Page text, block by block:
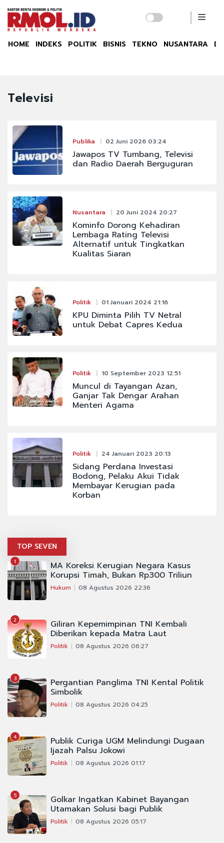
HOME INDEKS POLITIK BISNIS TEKNO NUSANTARA
Televisi
Publika 02 Juni 2026 03:24
Jawapos TV Tumbang, Televisi
dan Radio Daerah Berguguran
Nusantara 20 Juni 2024 20:27
Kominfo Dorong Kehadiran
Lembaga Rating Televisi
Alternatif untuk Tingkatkan
Kualitas Siaran
Politik 01 Januari 2024 21:16
KPU Diminta Pilih TV Netral
untuk Debat Capres Kedua
Politik 10 September 2023 12:51
Muncul di Tayangan Azan,
Ganjar Tak Dengar Arahan
Menteri Agama
Politik 24 Januari 2023 20:13
Sidang Perdana Investasi
Bodong, Pelaku Akui Tidak
Membayar Kerugian pada
Korban
TOP SEVEN
1 MA Koreksi Kerugian Negara Kasus
Korupsi Timah, Bukan Rp300 Triliun
Hukum 08 Agustus 2026 22:36
2 Giliran Kepemimpinan TNI Kembali
Diberikan kepada Matra Laut
Politik 08 Agustus 2026 06:27
3 Pergantian Panglima TNI Kental Politik
Simbolik
Politik 08 Agustus 2026 04:25
4 Publik Curiga UGM Melindungi Dugaan
Ijazah Palsu Jokowi
Politik 08 Agustus 2026 01:17
5 Golkar Ingatkan Kabinet Bayangan
Utamakan Solusi bagi Publik
Politik 08 Agustus 2026 05:17